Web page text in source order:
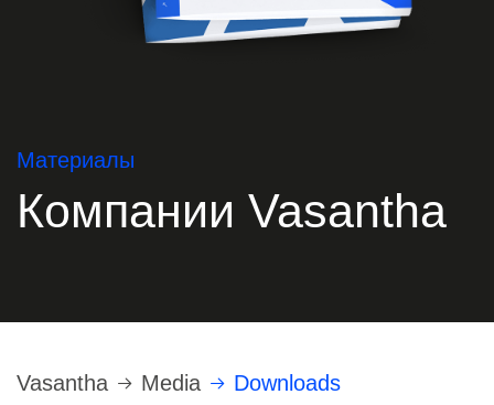
Материалы
Компании Vasantha
Строка
Vasantha Media Downloads